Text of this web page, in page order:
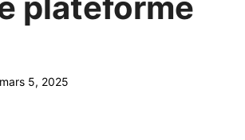
plateforme
mars 5, 2025